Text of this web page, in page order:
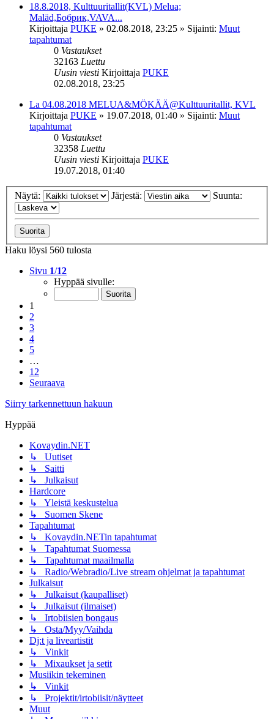
18.8.2018, Kulttuuritallit(KVL) Melua;
Maläd,Бобрик,VAVA...
Kirjoittaja PUKE » 02.08.2018, 23:25 » Sijainti: Muut
tapahtumat
0 Vastaukset
32163 Luettu
Uusin viesti Kirjoittaja PUKE
02.08.2018, 23:25
La 04.08.2018 MELUA&MÖKÄÄ@Kulttuuritallit, KVL
Kirjoittaja PUKE » 19.07.2018, 01:40 » Sijainti: Muut
tapahtumat
0 Vastaukset
32358 Luettu
Uusin viesti Kirjoittaja PUKE
19.07.2018, 01:40
Näytä: Järjestä: Suunta:
Haku löysi 560 tulosta
Sivu 1/12
Hyppää sivulle:
1
2
3
4
5
…
12
Seuraava
Siirry tarkennettuun hakuun
Hyppää
Kovaydin.NET
↳ Uutiset
↳ Saitti
↳ Julkaisut
Hardcore
↳ Yleistä keskustelua
↳ Suomen Skene
Tapahtumat
↳ Kovaydin.NETin tapahtumat
↳ Tapahtumat Suomessa
↳ Tapahtumat maailmalla
↳ Radio/Webradio/Live stream ohjelmat ja tapahtumat
Julkaisut
↳ Julkaisut (kaupalliset)
↳ Julkaisut (ilmaiset)
↳ Irtobiisien bongaus
↳ Osta/Myy/Vaihda
Dj:t ja liveartistit
↳ Vinkit
↳ Mixaukset ja setit
Musiikin tekeminen
↳ Vinkit
↳ Projektit/irtobiisit/näytteet
Muut